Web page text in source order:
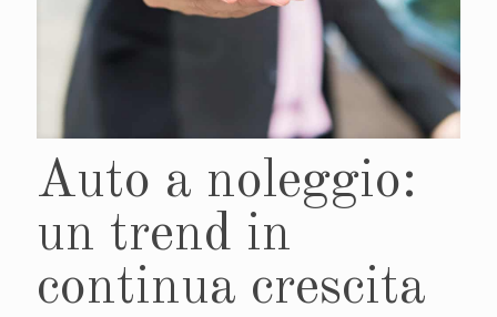
Auto a noleggio:
un trend in
continua crescita